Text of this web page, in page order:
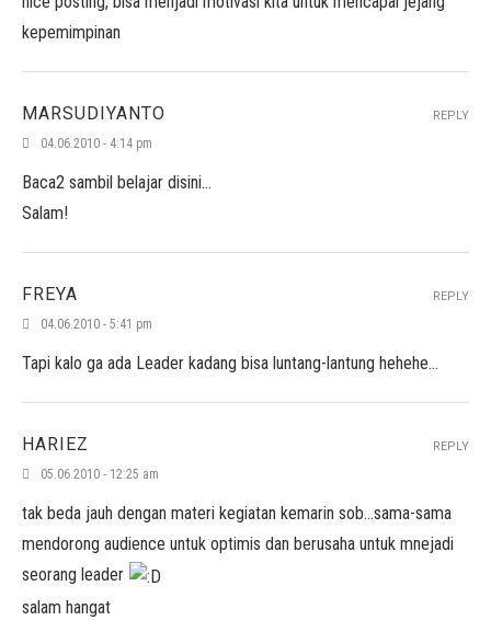
kepemimpinan
MARSUDIYANTO
04.06.2010 - 4:14 pm
Baca2 sambil belajar disini…
Salam!
REPLY
FREYA
04.06.2010 - 5:41 pm
Tapi kalo ga ada Leader kadang bisa luntang-lantung hehehe…
REPLY
HARIEZ
05.06.2010 - 12:25 am
tak beda jauh dengan materi kegiatan kemarin sob…sama-sama
mendorong audience untuk optimis dan berusaha untuk mnejadi
seorang leader
salam hangat
REPLY